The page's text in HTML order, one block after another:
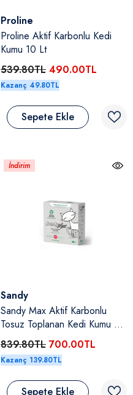
Satıcı:
Proline
Proline Aktif Karbonlu Kedi
Kumu 10 Lt
539.80TL 490.00TL
Kazanç 49.80TL
Sepete Ekle
İndirim
Satıcı:
Sandy
Sandy Max Aktif Karbonlu
Tosuz Toplanan Kedi Kumu 10
Kg
839.80TL 700.00TL
Kazanç 139.80TL
Sepete Ekle